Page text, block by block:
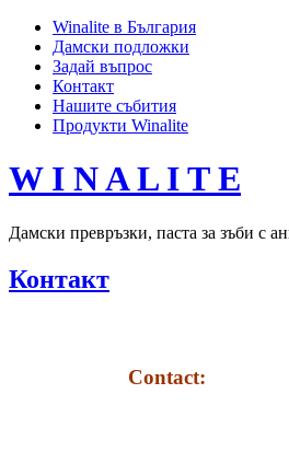
Winalite в България
Дамски подложки
Задай въпрос
Контакт
Нашите събития
Продукти Winalite
W I N A L I T E
Дамски превръзки, паста за зъби с
Контакт
Contact: